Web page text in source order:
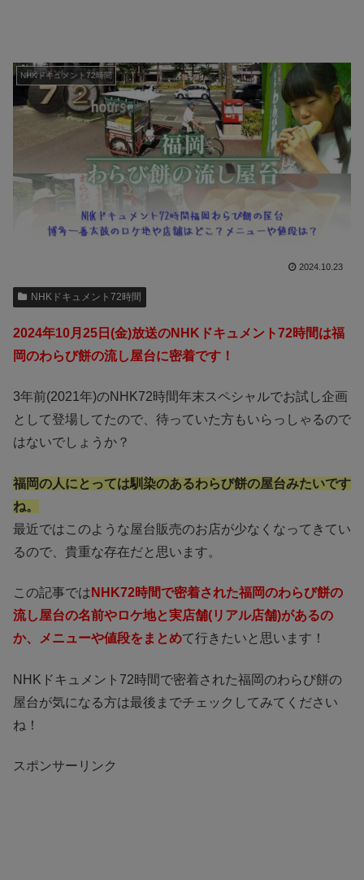
NHKドキュメント72時間
2024.10.23
NHKドキュメント72時間
2024年10月25日(金)放送のNHKドキュメント72時間は福
岡のわらび餅の流し屋台に密着です！
3年前(2021年)のNHK72時間年末スペシャルでお試し企画
として登場してたので、待っていた方もいらっしゃるので
はないでしょうか？
福岡の人にとっては馴染のあるわらび餅の屋台みたいです
ね。
最近ではこのような屋台販売のお店が少なくなってきてい
るので、貴重な存在だと思います。
この記事では NHK72時間で密着された福岡のわらび餅の
流し屋台の名前やロケ地と実店舗(リアル店舗)があるの
か、メニューや値段をまとめて行きたいと思います！
NHKドキュメント72時間で密着された福岡のわらび餅の
屋台が気になる方は最後までチェックしてみてください
ね！
スポンサーリンク